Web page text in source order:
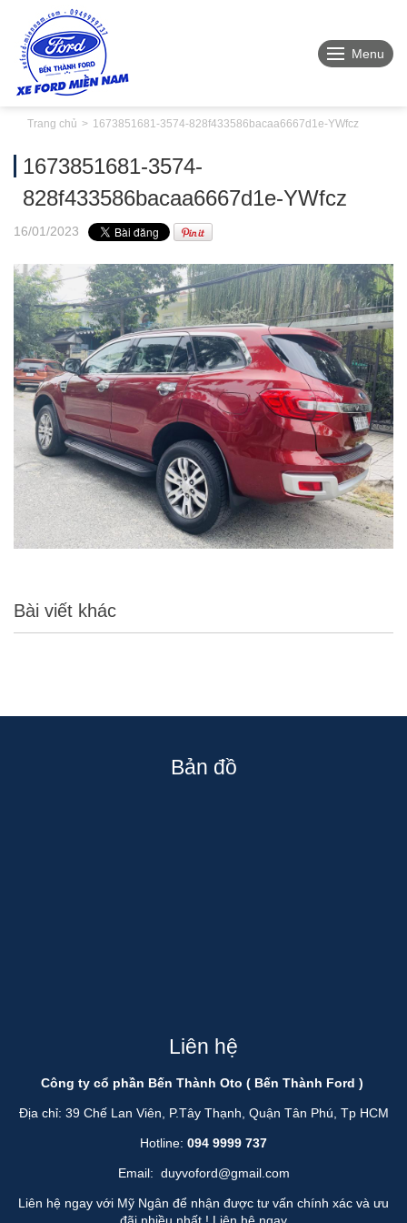
Menu
Trang chủ 1673851681-3574-828f433586bacaa6667d1e-YWfcz
1673851681-3574-
828f433586bacaa6667d1e-YWfcz
16/01/2023
Bài viết khác
Bản đồ
Liên hệ
Công ty cổ phần Bến Thành Oto ( Bến Thành Ford )
Địa chỉ: 39 Chế Lan Viên, P.Tây Thạnh, Quận Tân Phú, Tp HCM
Hotline: 094 9999 737
Email: duyvoford@gmail.com
Liên hệ ngay với Mỹ Ngân để nhận được tư vấn chính xác và ưu